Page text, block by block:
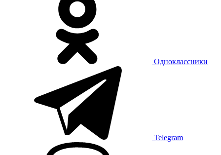
Одноклассники
Telegram